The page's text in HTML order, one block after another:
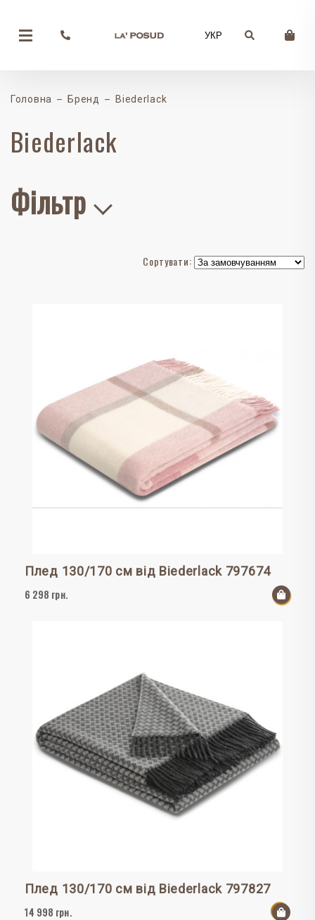
УКР
Головна Бренд Biederlack
Biederlack
Фільтр
Сортувати:
Плед 130/170 см від Biederlack 797674
6 298 грн.
До
Плед 130/170 см від Biederlack 797827
14 998 грн.
До